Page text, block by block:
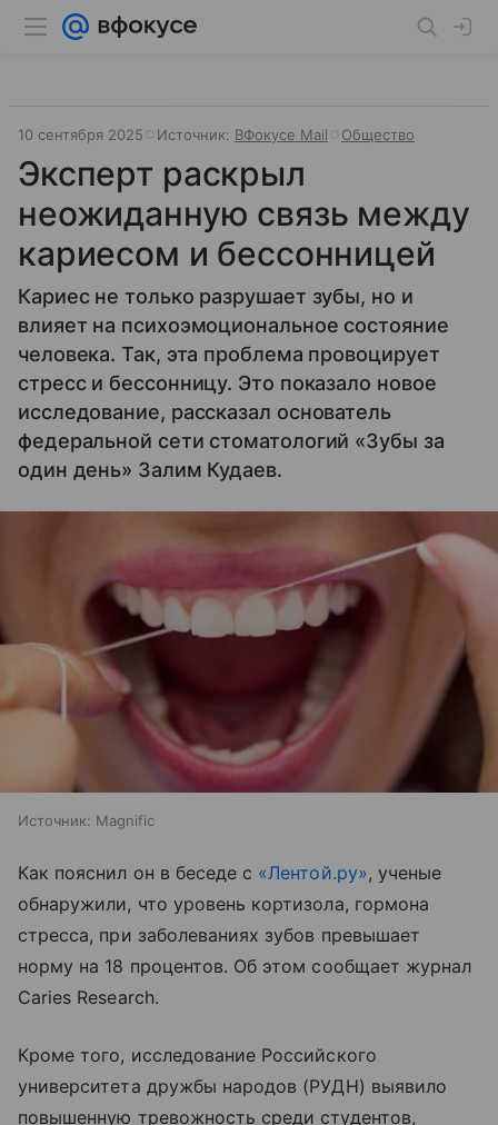
10 сентября 2025 Источник: ВФокусе Mail Общество
Эксперт раскрыл
неожиданную связь между
кариесом и бессонницей
Кариес не только разрушает зубы, но и
влияет на психоэмоциональное состояние
человека. Так, эта проблема провоцирует
стресс и бессонницу. Это показало новое
исследование, рассказал основатель
федеральной сети стоматологий «Зубы за
один день» Залим Кудаев.
Источник: Magnific
Как пояснил он в беседе с «Лентой.ру», ученые
обнаружили, что уровень кортизола, гормона
стресса, при заболеваниях зубов превышает
норму на 18 процентов. Об этом сообщает журнал
Caries Research.
Кроме того, исследование Российского
университета дружбы народов (РУДН) выявило
повышенную тревожность среди студентов,